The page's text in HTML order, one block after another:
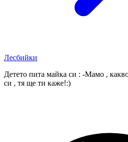
Лесбийки
Детето пита майка си : -Мамо ,
си , тя ще ти каже!:)